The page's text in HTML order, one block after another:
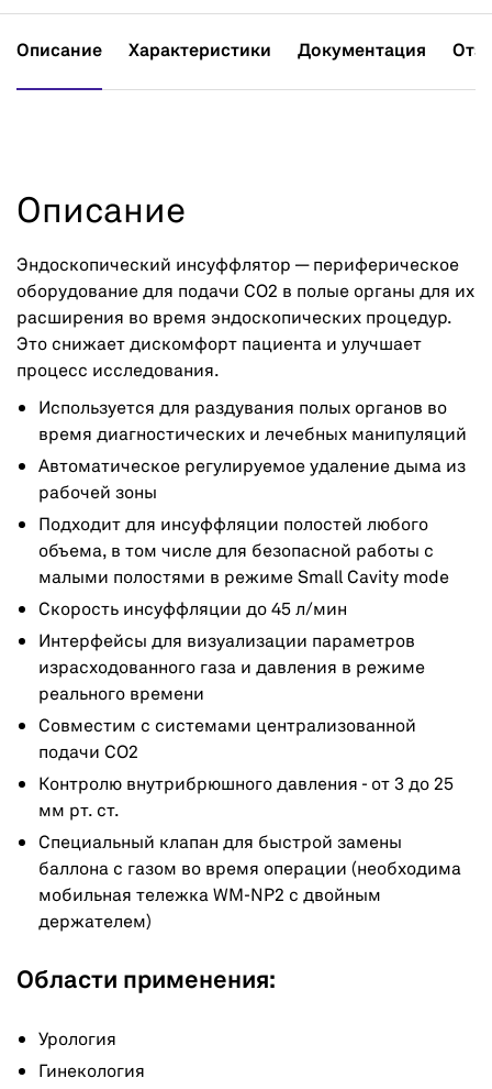
Описание Характеристики Документация
Описание
Эндоскопический инсуффлятор — периферическое
оборудование для подачи CO2 в полые органы для их
расширения во время эндоскопических процедур.
Это снижает дискомфорт пациента и улучшает
процесс исследования.
Используется для раздувания полых органов во
время диагностических и лечебных манипуляций
Автоматическое регулируемое удаление дыма из
рабочей зоны
Подходит для инсуффляции полостей любого
объема, в том числе для безопасной работы с
малыми полостями в режиме Small Cavity mode
Скорость инсуффляции до 45 л/мин
Интерфейсы для визуализации параметров
израсходованного газа и давления в режиме
реального времени
Совместим с системами централизованной
подачи CO2
Контролю внутрибрюшного давления - от 3 до 25
мм рт. ст.
Специальный клапан для быстрой замены
баллона с газом во время операции (необходима
мобильная тележка WM-NP2 с двойным
держателем)
Области применения:
Урология
Гинекология